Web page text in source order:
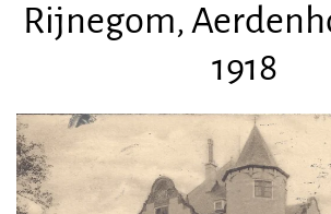
Rijnegom,
1918